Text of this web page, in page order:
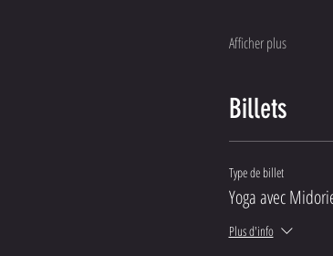
Afficher plus
Billets
Type de billet
Yoga avec
Plus d'info